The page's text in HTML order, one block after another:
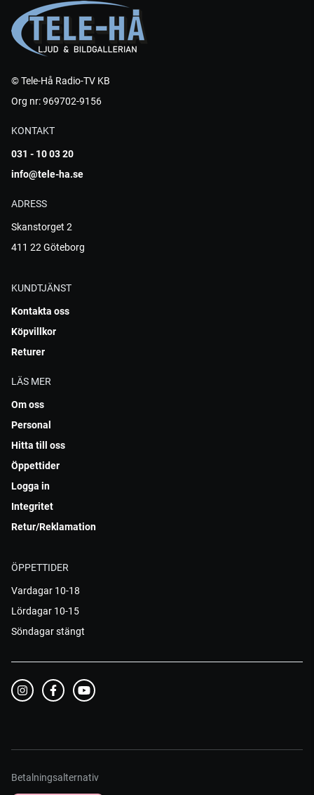
© Tele-Hå Radio-TV KB
Org nr: 969702-9156
KONTAKT
031 - 10 03 20
info@tele-ha.se
ADRESS
Skanstorget 2
411 22 Göteborg
KUNDTJÄNST
Kontakta oss
Köpvillkor
Returer
LÄS MER
Om oss
Personal
Hitta till oss
Öppettider
Logga in
Integritet
Retur/Reklamation
ÖPPETTIDER
Vardagar 10-18
Lördagar 10-15
Söndagar stängt
Betalningsalternativ